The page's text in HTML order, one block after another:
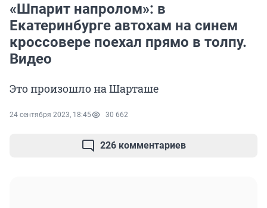
«Шпарит напролом»: в
Екатеринбурге автохам на синем
кроссовере поехал прямо в толпу.
Видео
Это произошло на Шарташе
24 сентября 2023, 18:45 30 662
226 комментариев